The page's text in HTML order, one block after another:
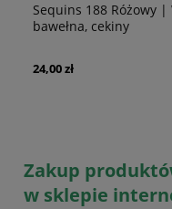
Sequins 188 Różowy |
bawełna, cekiny
24,00 zł
Zakup
w sklepie